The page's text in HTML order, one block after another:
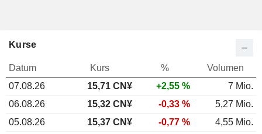
Kurse
Datum Kurs %
Volumen
07.08.26
15,71 CN¥ +2,55 %
7 Mio.
06.08.26
15,32 CN¥ -0,33 %
5,27 Mio.
05.08.26
15,37 CN¥ -0,77 %
4,55 Mio.